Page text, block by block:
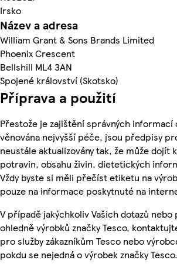
Irsko
Název a adresa
William Grant & Sons Brands Limited
Phoenix Crescent
Bellshill ML4 3AN
Spojené království (Skotsko)
Příprava a použití
Přestože je zajištění správných informací
věnována nejvyšší péče, jsou předpisy
neustále aktualizovány tak, že může dojít
potravin, obsahu živin, dietetických
Vždy byste si měli přečíst etiketu na
pouze na informace poskytnuté na
V případě jakýchkoliv Vašich dotazů
ohledně výrobků značky Tesco,
pro služby zákazníkům Tesco nebo
pokdu se nejedná o výrobek značky Tesco.